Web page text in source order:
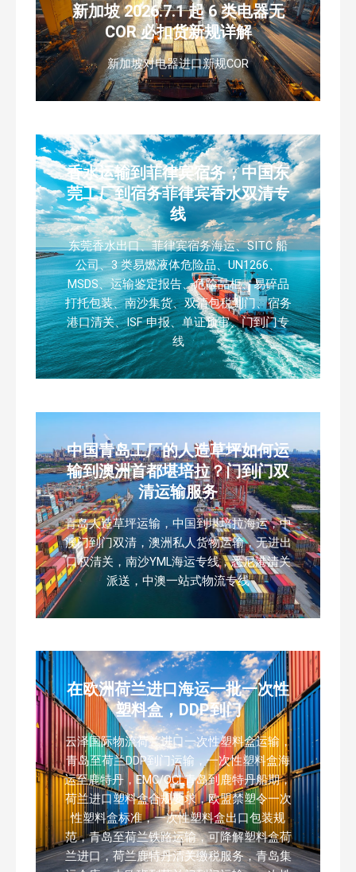
新加坡 2026.7.1 起 6 类电器无
COR 必扣货新规详解
新加坡对电器进口新规COR
香水运输到菲律宾宿务，中国东
莞工厂到宿务菲律宾香水双清专
线
东莞香水出口、菲律宾宿务海运、SITC 船
公司、3 类易燃液体危险品、UN1266、
MSDS、运输鉴定报告、危险品柜、易碎品
打托包装、南沙集货、双清包税到门、宿务
港口清关、ISF 申报、单证预审、门到门专
线
中国青岛工厂的人造草坪如何运
输到澳洲首都堪培拉？门到门双
清运输服务
青岛人造草坪运输，中国到堪培拉海运，中
澳门到门双清，澳洲私人货物运输，无进出
口权清关，南沙YML海运专线，悉尼港清关
派送，中澳一站式物流专线
在欧洲荷兰进口海运一批一次性
塑料盒，DDP到门
云泽国际物流荷兰进口一次性塑料盒运输，
青岛至荷兰DDP到门运输，一次性塑料盒海
运至鹿特丹，EMC/OCL青岛到鹿特丹船期，
荷兰进口塑料盒合规要求，欧盟禁塑令一次
性塑料盒标准，一次性塑料盒出口包装规
范，青岛至荷兰铁路运输，可降解塑料盒荷
兰进口，荷兰鹿特丹清关缴税服务，青岛集